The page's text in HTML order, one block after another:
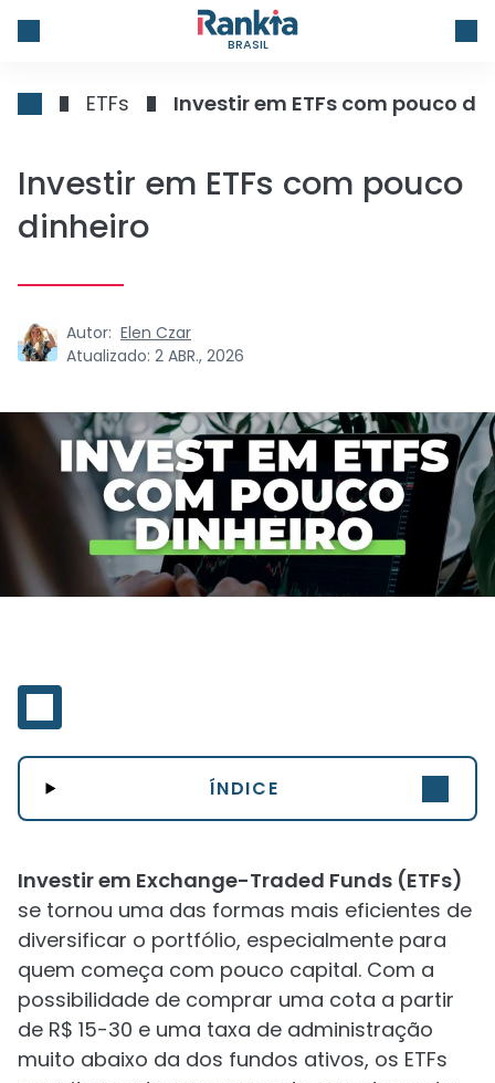
BRASIL
ETFs Investir em ETFs com pouco
Investir em ETFs com pouco
dinheiro
Autor: Elen Czar
Atualizado: 2 ABR., 2026
ÍNDICE
Investir em Exchange-Traded Funds (ETFs)
se tornou uma das formas mais eficientes de
diversificar o portfólio, especialmente para
quem começa com pouco capital. Com a
possibilidade de comprar uma cota a partir
de R$ 15-30 e uma taxa de administração
muito abaixo da dos fundos ativos, os ETFs